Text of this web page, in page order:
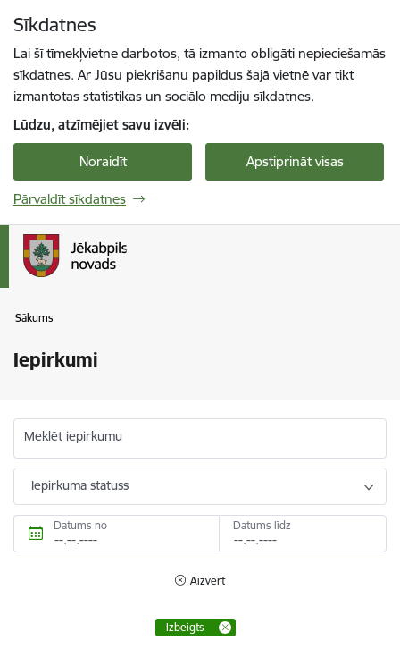
Sīkdatnes
Lai šī tīmekļvietne darbotos, tā izmanto obligāti nepieciešamās
sīkdatnes. Ar Jūsu piekrišanu papildus šajā vietnē var tikt
izmantotas statistikas un sociālo mediju sīkdatnes.
Lūdzu, atzīmējiet savu izvēli:
Noraidīt Apstiprināt visas
Pārvaldīt sīkdatnes
Sākums
Iepirkumi
Meklēt iepirkumu
Iepirkuma statuss
Datums no Datums līdz
Aizvērt
Izbeigts